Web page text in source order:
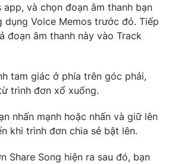
Truyền hình Việt Nam
VTV
và chọn đoạn âm thanh bạn
dụng Voice Memos trước đó. Tiếp
đoạn âm thanh này vào Track
tam giác ở phía trên góc phải,
trình đơn xổ xuống.
nhấn mạnh hoặc nhấn và giữ lên
khi trình đơn chia sẻ bật lên.
Share Song hiện ra sau đó, bạn